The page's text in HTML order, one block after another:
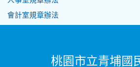
會計室規章辦法
桃園市立青埔國